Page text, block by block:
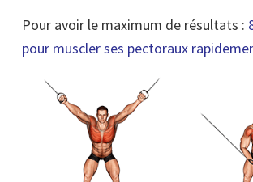
Pour avoir le maximum de résultats :
pour muscler ses pectoraux